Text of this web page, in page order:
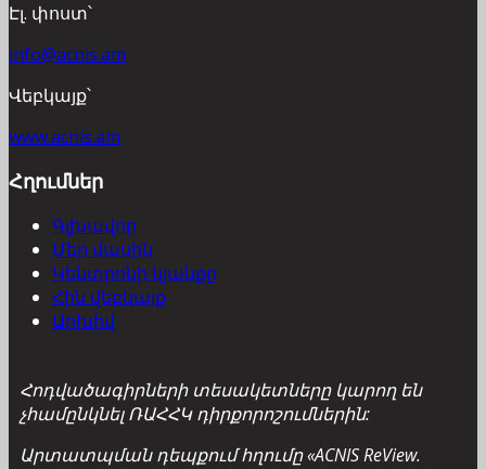
Էլ. փոստ՝
info@acnis.am
Վեբկայք՝
www.acnis.am
Հղումներ
Գլխավոր
Մեր մասին
Կենտրոնի կյանքը
Հին վեբկայք
Արխիվ
Հոդվածագիրների տեսակետները կարող են
չհամընկնել ՌԱՀՀԿ դիրքորոշումներին:
Արտատպման դեպքում հղումը «ACNIS ReView.